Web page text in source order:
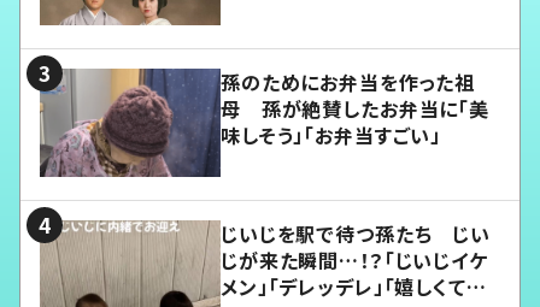
孫のためにお弁当を作った祖
母 孫が絶賛したお弁当に「美
味しそう」「お弁当すごい」
じいじを駅で待つ孫たち じい
じが来た瞬間…！？「じいじイケ
メン」「デレッデレ」「嬉しくて可